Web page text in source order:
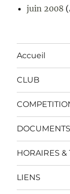
juin 2008
Accueil
CLUB
DOCUMENTS
HORAIRES &
LIENS